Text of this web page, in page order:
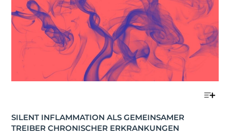
SILENT INFLAMMATION ALS GEMEINSAMER
TREIBER CHRONISCHER ERKRANKUNGEN